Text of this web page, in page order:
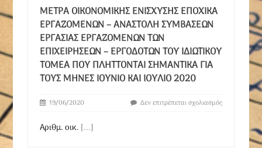
ΜΈΤΡΑ ΟΙΚΟΝΟΜΙΚΉΣ ΕΝΊΣΧΥΣΗΣ ΕΠΟΧΙΚΆ
ΕΡΓΑΖΟΜΈΝΩΝ – ΑΝΑΣΤΟΛΉ ΣΥΜΒΆΣΕΩΝ
ΕΡΓΑΣΊΑΣ ΕΡΓΑΖΟΜΈΝΩΝ ΤΩΝ
ΕΠΙΧΕΙΡΉΣΕΩΝ – ΕΡΓΟΔΟΤΏΝ ΤΟΥ ΙΔΙΩΤΙΚΟΎ
ΤΟΜΈΑ ΠΟΥ ΠΛΉΤΤΟΝΤΑΙ ΣΗΜΑΝΤΙΚΆ ΓΙΑ
ΤΟΥΣ ΜΗΝΕΣ ΙΟΎΝΙΟ ΚΑΙ ΙΟΎΛΙΟ 2020
19/06/2020 Δεν επιτρέπεται σχολιασμός
Αριθμ. οικ. [...]